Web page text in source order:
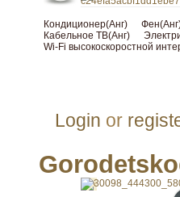
Кондиционер(Анг)
Кабельное ТВ(Анг)
Wi-Fi высокоскоростной
Login or